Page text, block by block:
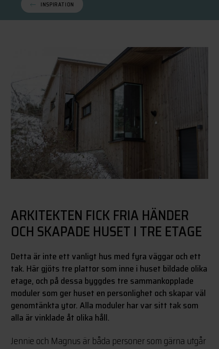
INSPIRATION
ARKITEKTEN FICK FRIA HÄNDER
OCH SKAPADE HUSET I TRE ETAGE
Detta är inte ett vanligt hus med fyra väggar och ett
tak. Här gjöts tre plattor som inne i huset bildade olika
etage, och på dessa byggdes tre sammankopplade
moduler som ger huset en personlighet och skapar väl
genomtänkta ytor. Alla moduler har var sitt tak som
alla är vinklade åt olika håll.
Jennie och Magnus är båda personer som gärna utgår